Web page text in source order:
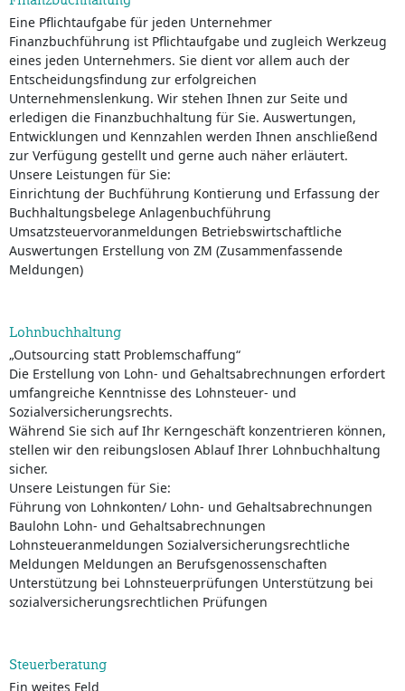
Eine Pflichtaufgabe für jeden Unternehmer
Finanzbuchführung ist Pflichtaufgabe und zugleich Werkzeug
eines jeden Unternehmers. Sie dient vor allem auch der
Entscheidungsfindung zur erfolgreichen
Unternehmenslenkung. Wir stehen Ihnen zur Seite und
erledigen die Finanzbuchhaltung für Sie. Auswertungen,
Entwicklungen und Kennzahlen werden Ihnen anschließend
zur Verfügung gestellt und gerne auch näher erläutert.
Unsere Leistungen für Sie:
Einrichtung der Buchführung Kontierung und Erfassung der
Buchhaltungsbelege Anlagenbuchführung
Umsatzsteuervoranmeldungen Betriebswirtschaftliche
Auswertungen Erstellung von ZM (Zusammenfassende
Meldungen)
Lohnbuchhaltung
„Outsourcing statt Problemschaffung“
Die Erstellung von Lohn- und Gehaltsabrechnungen erfordert
umfangreiche Kenntnisse des Lohnsteuer- und
Sozialversicherungsrechts.
Während Sie sich auf Ihr Kerngeschäft konzentrieren können,
stellen wir den reibungslosen Ablauf Ihrer Lohnbuchhaltung
sicher.
Unsere Leistungen für Sie:
Führung von Lohnkonten/ Lohn- und Gehaltsabrechnungen
Baulohn Lohn- und Gehaltsabrechnungen
Lohnsteueranmeldungen Sozialversicherungsrechtliche
Meldungen Meldungen an Berufsgenossenschaften
Unterstützung bei Lohnsteuerprüfungen Unterstützung bei
sozialversicherungsrechtlichen Prüfungen
Steuerberatung
Ein weites Feld